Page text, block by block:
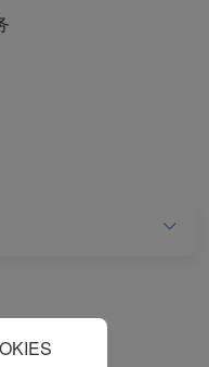
个性
网行
广告
。
将不会